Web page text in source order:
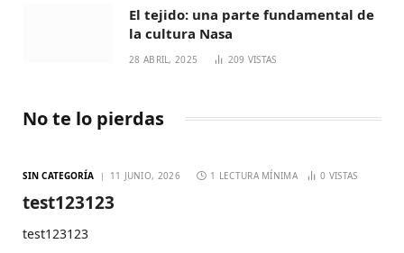
El tejido: una parte fundamental de
la cultura Nasa
28 ABRIL, 2025 209 VISTAS
No te lo pierdas
SIN CATEGORÍA 11 JUNIO, 2026 1 LECTURA MÍNIMA 0 VISTAS
test123123
test123123